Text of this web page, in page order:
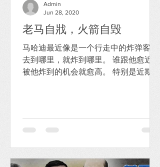
老马自戕，火箭自毁
马哈迪最近像是一个行走中的炸弹客，
去到哪里，就炸到哪里。 谁跟他愈近，
被他炸到的机会就愈高。 特别是近期和
是，推举沙巴的沙菲益为首相人选。...
Admin
Jun 28, 2020